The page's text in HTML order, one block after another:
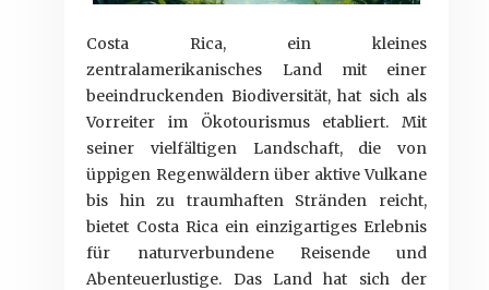
Costa Rica, ein kleines
zentralamerikanisches Land mit einer
beeindruckenden Biodiversität, hat sich als
Vorreiter im Ökotourismus etabliert. Mit
seiner vielfältigen Landschaft, die von
üppigen Regenwäldern über aktive Vulkane
bis hin zu traumhaften Stränden reicht,
bietet Costa Rica ein einzigartiges Erlebnis
für naturverbundene Reisende und
Abenteuerlustige. Das Land hat sich der